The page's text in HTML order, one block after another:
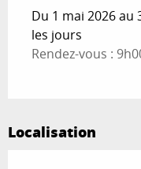
Du 1 mai 2026
les jours
Rendez-vous :
Localisation